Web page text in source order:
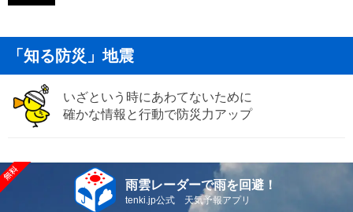
「知る防災」地震
いざという時にあわてないために
確かな情報と行動で防災力アップ
雨雲レーダーで雨を回避！
tenki.jp公式 天気予報アプリ